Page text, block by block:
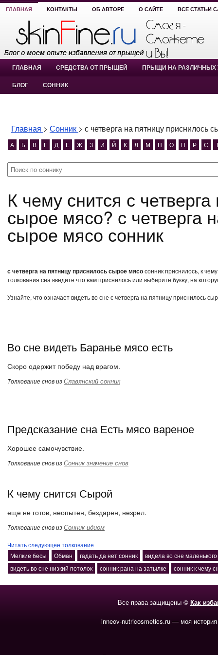
ГЛАВНАЯ КОНТАКТЫ ОБ АВТОРЕ О САЙТЕ ВСЕ СТАТЬИ
ГЛАВНАЯ СРЕДСТВА ОТ ПРЫЩЕЙ ПРЫЩИ НА РАЗЛИЧНЫХ
БЛОГ СОННИК
Главная > Сонник > с четверга на пятницу приснилось
А Б В Г Д Е Ж З И Й К Л М Н О П Р С
К чему снится с четверга на пятницу приснилось
сырое мясо? с четверга
сырое мясо сонник
с четверга на пятницу приснилось сырое мясосонник приснилось, к
толкования сна введите что вам приснилось или выберите букву, на
Узнайте, что означает видеть во сне с четверга на пятницу приснилось
Во сне видеть Баранье мясо есть
Скоро одержит победу над врагом.
Толкование снов изСлавянский сонник
Предсказание сна Есть мясо вареное
Хорошее самочувствие.
Толкование снов изСонник значение снов
К чему снится Сырой
еще не готов, неопытен, бездарен, незрел.
Толкование снов изСонник идиом
Читать следующее толкование
Мелкие бесы
Обман гадать да нет сонник
видела во сне
видеть во сне низкий потолок
сонник рана на затылке сонник к чему
Все права защищены © Как
inneov-nutricosmetics.ru — моя